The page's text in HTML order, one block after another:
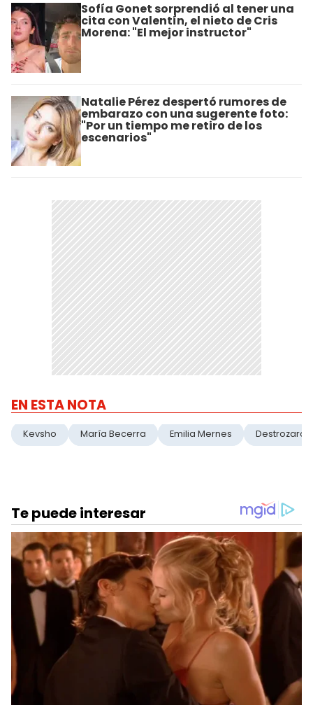
Sofía Gonet sorprendió al tener una
cita con Valentín, el nieto de Cris
Morena: "El mejor instructor"
Natalie Pérez despertó rumores de
embarazo con una sugerente foto:
"Por un tiempo me retiro de los
escenarios"
EN ESTA NOTA
Kevsho María Becerra Emilia Mernes Destrozaron